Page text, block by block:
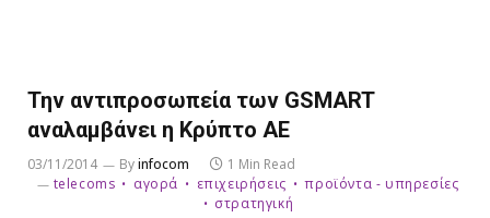
Την αντιπροσωπεία των GSMART
αναλαμβάνει η Κρύπτο ΑΕ
03/11/2014 Byinfocom
1 Min Read
telecoms
αγορά επιχειρήσεις
προϊόντα - υπηρεσίες
στρατηγική